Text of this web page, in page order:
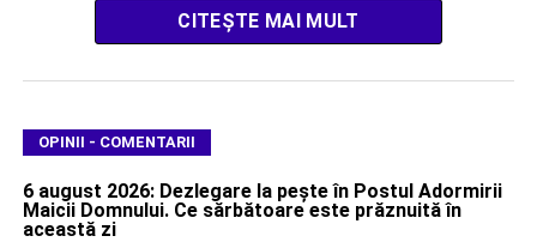
CITEȘTE MAI MULT
OPINII - COMENTARII
6 august 2026: Dezlegare la pește în Postul Adormirii
Maicii Domnului. Ce sărbătoare este prăznuită în
această zi